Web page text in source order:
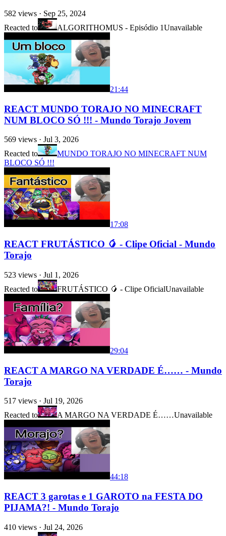
582 views · Sep 25, 2024
Reacted to
ALGORITHOMUS - Episódio 1Unavailable
21:44
REACT MUNDO TORAJO NO MINECRAFT
NUM BLOCO SÓ !!! - Mundo Torajo Jovem
569 views · Jul 3, 2026
Reacted to
MUNDO TORAJO NO MINECRAFT NUM
BLOCO SÓ !!!
17:08
REACT FRUTÁSTICO 🥭 - Clipe Oficial - Mundo
Torajo
523 views · Jul 1, 2026
Reacted to
FRUTÁSTICO 🥭 - Clipe OficialUnavailable
29:04
REACT A MARGO NA VERDADE É…… - Mundo
Torajo
517 views · Jul 19, 2026
Reacted to
A MARGO NA VERDADE É……Unavailable
44:18
REACT 3 garotas e 1 GAROTO na FESTA DO
PIJAMA?! - Mundo Torajo
410 views · Jul 24, 2026